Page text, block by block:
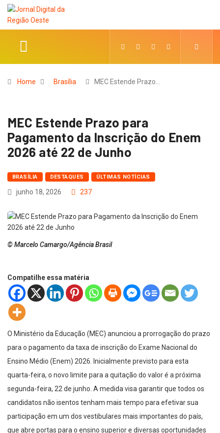
Home Brasília MEC Estende Prazo…
MEC Estende Prazo para
Pagamento da Inscrição do Enem
2026 até 22 de Junho
BRASÍLIA DESTAQUES ÚLTIMAS NOTÍCIAS
junho 18, 2026 237
© Marcelo Camargo/Agência Brasil
Compatilhe essa matéria
O Ministério da Educação (MEC) anunciou a prorrogação do prazo
para o pagamento da taxa de inscrição do Exame Nacional do
Ensino Médio (Enem) 2026. Inicialmente previsto para esta
quarta-feira, o novo limite para a quitação do valor é a próxima
segunda-feira, 22 de junho. A medida visa garantir que todos os
candidatos não isentos tenham mais tempo para efetivar sua
participação em um dos vestibulares mais importantes do país,
que abre portas para o ensino superior e diversas oportunidades